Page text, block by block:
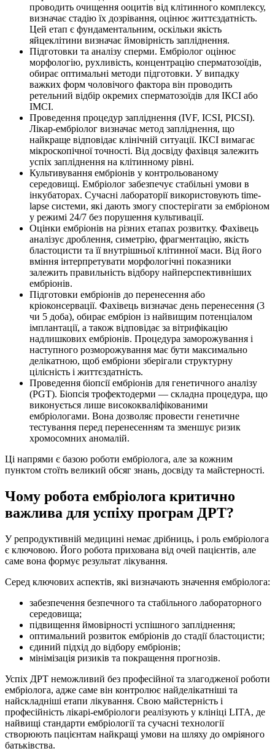
проводить очищення ооцитів від клітинного комплексу,
визначає стадію їх дозрівання, оцінює життєздатність.
Цей етап є фундаментальним, оскільки якість
яйцеклітини визначає ймовірність запліднення.
Підготовки та аналізу сперми. Ембріолог оцінює
морфологію, рухливість, концентрацію сперматозоїдів,
обирає оптимальні методи підготовки. У випадку
важких форм чоловічого фактора він проводить
ретельний відбір окремих сперматозоїдів для ІКСІ або
ІМСІ.
Проведення процедур запліднення (IVF, ICSI, PICSI).
Лікар-ембріолог визначає метод запліднення, що
найкраще відповідає клінічній ситуації. ІКСІ вимагає
мікроскопічної точності. Від досвіду фахівця залежить
успіх запліднення на клітинному рівні.
Культивування ембріонів у контрольованому
середовищі. Ембріолог забезпечує стабільні умови в
інкубаторах. Сучасні лабораторії використовують time-
lapse системи, які дають змогу спостерігати за ембріоном
у режимі 24/7 без порушення культивації.
Оцінки ембріонів на різних етапах розвитку. Фахівець
аналізує дроблення, симетрію, фрагментацію, якість
бластоцисти та її внутрішньої клітинної маси. Від його
вміння інтерпретувати морфологічні показники
залежить правильність відбору найперспективніших
ембріонів.
Підготовки ембріонів до перенесення або
кріоконсервації. Фахівець визначає день перенесення (3
чи 5 доба), обирає ембріон із найвищим потенціалом
імплантації, а також відповідає за вітрифікацію
надлишкових ембріонів. Процедура заморожування і
наступного розморожування має бути максимально
делікатною, щоб ембріони зберігали структурну
цілісність і життєздатність.
Проведення біопсії ембріонів для генетичного аналізу
(PGT). Біопсія трофектодерми — складна процедура, що
виконується лише висококваліфікованими
ембріологами. Вона дозволяє провести генетичне
тестування перед перенесенням та зменшує ризик
хромосомних аномалій.
Ці напрями є базою роботи ембріолога, але за кожним
пунктом стоїть великий обсяг знань, досвіду та майстерності.
Чому робота ембріолога критично
важлива для успіху програм ДРТ?
У репродуктивній медицині немає дрібниць, і роль ембріолога
є ключовою. Його робота прихована від очей пацієнтів, але
саме вона формує результат лікування.
Серед ключових аспектів, які визначають значення ембріолога:
забезпечення безпечного та стабільного лабораторного
середовища;
підвищення ймовірності успішного запліднення;
оптимальний розвиток ембріонів до стадії бластоцисти;
єдиний підхід до відбору ембріонів;
мінімізація ризиків та покращення прогнозів.
Успіх ДРТ неможливий без професійної та злагодженої роботи
ембріолога, адже саме він контролює найделікатніші та
найскладніші етапи лікування. Свою майстерність і
професійність лікарі-ембріологи реалізують у клініці LITA, де
найвищі стандарти ембріології та сучасні технології
створюють пацієнтам найкращі умови на шляху до омріяного
батьківства.